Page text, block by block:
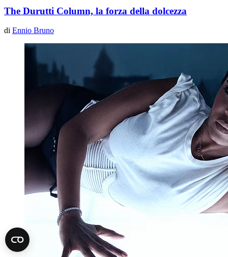
The Durutti Column, la forza della dolcezza
di Ennio Bruno